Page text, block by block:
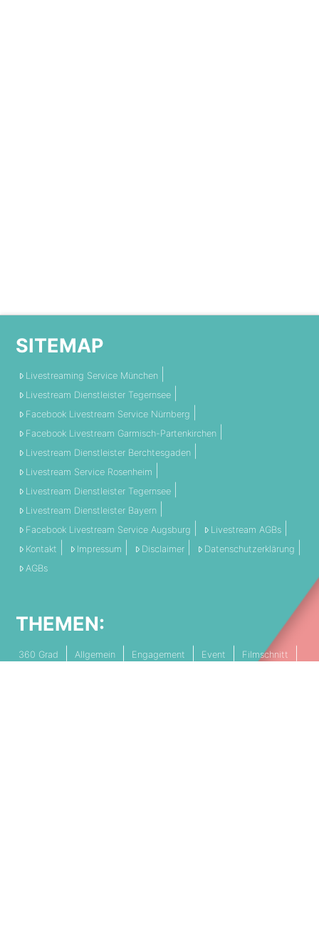
SITEMAP
Livestreaming Service München
Livestream Dienstleister Tegernsee
Facebook Livestream Service Nürnberg
Facebook Livestream Garmisch-Partenkirchen
Livestream Dienstleister Berchtesgaden
Livestream Service Rosenheim
Livestream Dienstleister Tegernsee
Livestream Dienstleister Bayern
Facebook Livestream Service Augsburg
Livestream AGBs
Kontakt
Impressum Disclaimer
Datenschutzerklärung
AGBs
THEMEN:
360 Grad Allgemein Engagement Event
Filmschnitt